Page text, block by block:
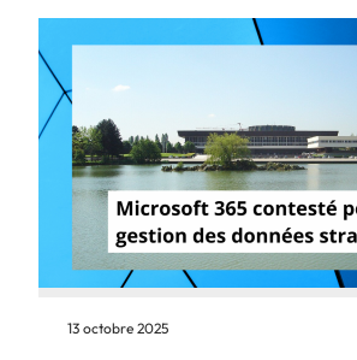
13 octobre 2025